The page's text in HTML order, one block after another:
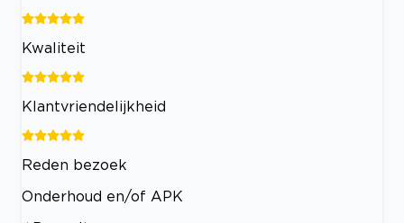
Kwaliteit
Klantvriendelijkheid
Reden bezoek
Onderhoud en/of APK